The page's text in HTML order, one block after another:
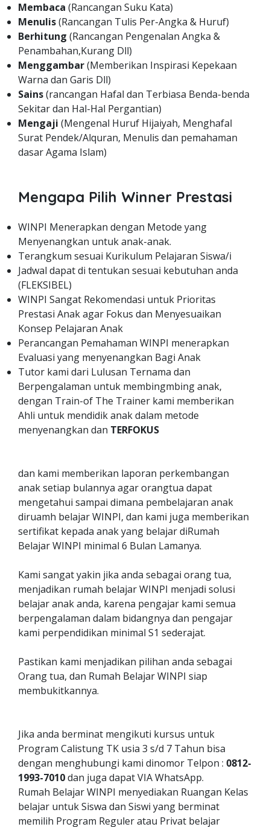
Membaca (Rancangan Suku Kata)
Menulis(Rancangan Tulis Per-Angka & Huruf)
Berhitung (Rancangan Pengenalan Angka &
Penambahan,Kurang Dll)
Menggambar(Memberikan Inspirasi Kepekaan
Warna dan Garis Dll)
Sains(rancangan Hafal dan Terbiasa Benda-benda
Sekitar dan Hal-Hal Pergantian)
Mengaji (Mengenal Huruf Hijaiyah, Menghafal
Surat Pendek/Alquran, Menulis dan pemahaman
dasar Agama Islam)
Mengapa Pilih Winner Prestasi
WINPI Menerapkan dengan Metode yang
Menyenangkan untuk anak-anak.
Terangkum sesuai Kurikulum Pelajaran Siswa/i
Jadwal dapat di tentukan sesuai kebutuhan anda
(FLEKSIBEL)
WINPI Sangat Rekomendasi untuk Prioritas
Prestasi Anak agar Fokus dan Menyesuaikan
Konsep Pelajaran Anak
Perancangan Pemahaman WINPI menerapkan
Evaluasi yang menyenangkan Bagi Anak
Tutor kami dari Lulusan Ternama dan
Berpengalaman untuk membingmbing anak,
dengan Train-of The Trainer kami memberikan
Ahli untuk mendidik anak dalam metode
menyenangkan dan TERFOKUS
dan kami memberikan laporan perkembangan
anak setiap bulannya agar orangtua dapat
mengetahui sampai dimana pembelajaran anak
diruamh belajar WINPI, dan kami juga memberikan
sertifikat kepada anak yang belajar diRumah
Belajar WINPI minimal 6 Bulan Lamanya.
Kami sangat yakin jika anda sebagai orang tua,
menjadikan rumah belajar WINPI menjadi solusi
belajar anak anda, karena pengajar kami semua
berpengalaman dalam bidangnya dan pengajar
kami perpendidikan minimal S1 sederajat.
Pastikan kami menjadikan pilihan anda sebagai
Orang tua, dan Rumah Belajar WINPI siap
membukitkannya.
Jika anda berminat mengikuti kursus untuk
Program Calistung TK usia 3 s/d 7 Tahun bisa
dengan menghubungi kami dinomor Telpon : 0812-
1993-7010dan juga dapat VIA WhatsApp.
Rumah Belajar WINPI menyediakan Ruangan Kelas
belajar untuk Siswa dan Siswi yang berminat
memilih Program Reguler atau Privat belajar